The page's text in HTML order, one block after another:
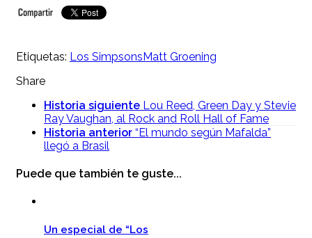
Etiquetas: Los SimpsonsMatt Groening
Share
Historia siguiente Lou Reed, Green Day y Stevie
Ray Vaughan, al Rock and Roll Hall of Fame
Historia anterior “El mundo según Mafalda”
llegó a Brasil
Puede que también te guste...
Un especial de “Los